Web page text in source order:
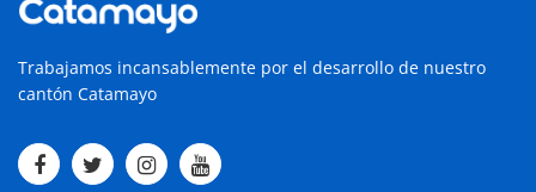
Trabajamos incansablemente por el desarrollo de nuestro
cantón Catamayo